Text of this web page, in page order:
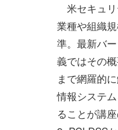
米セキュ
業種や組織
準。最新バ
義ではその
まで網羅的
情報システ
ることが講座